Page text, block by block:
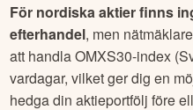
För nordiska aktier finns
efterhandel, men
att handla OMXS30-index
vardagar, vilket ger dig en
hedga din aktieportfölj före